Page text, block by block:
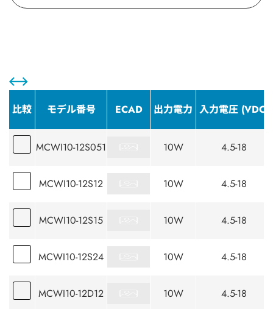
比較 モデル番号 ECAD 出力電力 入力電圧 (VDC)
MCWI10-12S051 10W 4.5-18
MCWI10-12S12 10W 4.5-18
MCWI10-12S15 10W 4.5-18
MCWI10-12S24 10W 4.5-18
MCWI10-12D12 10W 4.5-18